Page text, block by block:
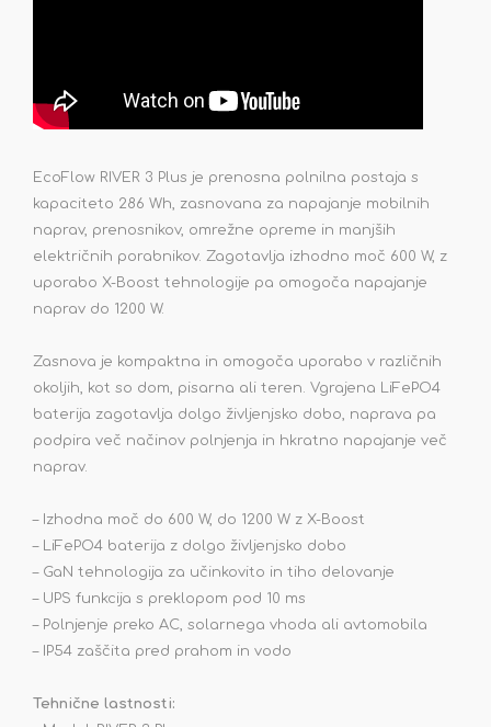
EcoFlow RIVER 3 Plus je prenosna polnilna postaja s
kapaciteto 286 Wh, zasnovana za napajanje mobilnih
naprav, prenosnikov, omrežne opreme in manjših
električnih porabnikov. Zagotavlja izhodno moč 600 W, z
uporabo X-Boost tehnologije pa omogoča napajanje
naprav do 1200 W.
Zasnova je kompaktna in omogoča uporabo v različnih
okoljih, kot so dom, pisarna ali teren. Vgrajena LiFePO4
baterija zagotavlja dolgo življenjsko dobo, naprava pa
podpira več načinov polnjenja in hkratno napajanje več
naprav.
– Izhodna moč do 600 W, do 1200 W z X-Boost
– LiFePO4 baterija z dolgo življenjsko dobo
– GaN tehnologija za učinkovito in tiho delovanje
– UPS funkcija s preklopom pod 10 ms
– Polnjenje preko AC, solarnega vhoda ali avtomobila
– IP54 zaščita pred prahom in vodo
Tehnične lastnosti: